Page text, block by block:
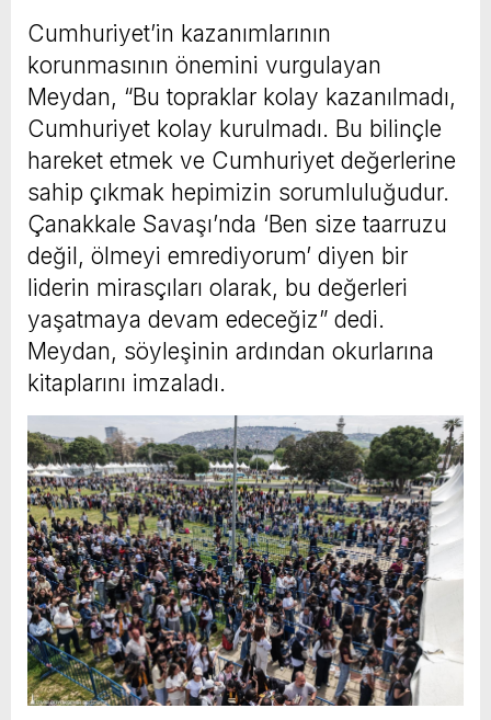
Cumhuriyet’in kazanımlarının
korunmasının önemini vurgulayan
Meydan, “Bu topraklar kolay kazanılmadı,
Cumhuriyet kolay kurulmadı. Bu bilinçle
hareket etmek ve Cumhuriyet değerlerine
sahip çıkmak hepimizin sorumluluğudur.
Çanakkale Savaşı’nda ‘Ben size taarruzu
değil, ölmeyi emrediyorum’ diyen bir
liderin mirasçıları olarak, bu değerleri
yaşatmaya devam edeceğiz” dedi.
Meydan, söyleşinin ardından okurlarına
kitaplarını imzaladı.